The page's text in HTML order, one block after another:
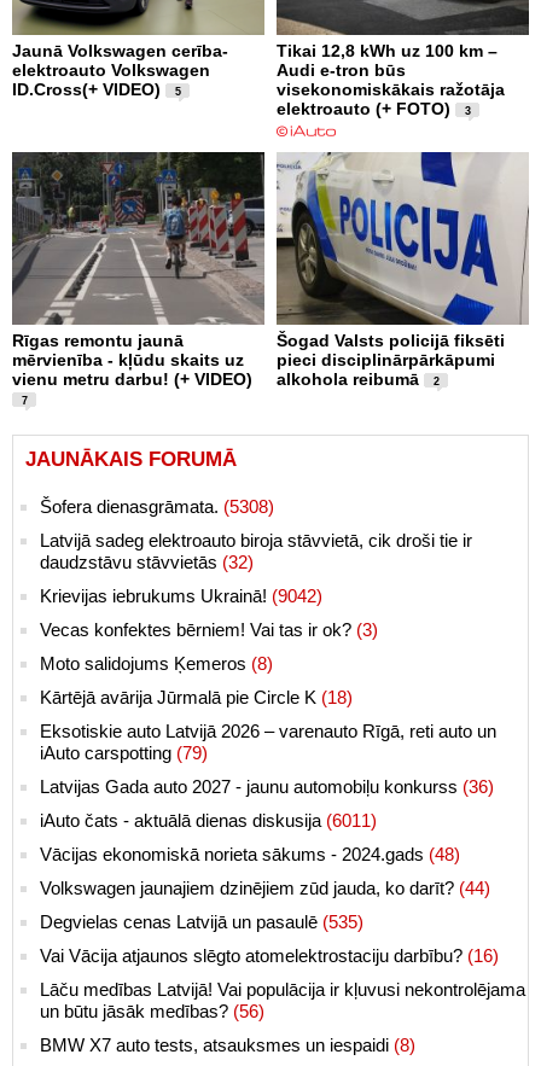
Jaunā Volkswagen cerība-
elektroauto Volkswagen
ID.Cross(+ VIDEO)
5
Tikai 12,8 kWh uz 100 km –
Audi e-tron būs
visekonomiskākais ražotāja
elektroauto (+ FOTO)
3
Rīgas remontu jaunā
mērvienība - kļūdu skaits uz
vienu metru darbu! (+ VIDEO)
7
Šogad Valsts policijā fiksēti
pieci disciplinārpārkāpumi
alkohola reibumā
2
JAUNĀKAIS FORUMĀ
Šofera dienasgrāmata. (5308)
Latvijā sadeg elektroauto biroja stāvvietā, cik droši tie ir
daudzstāvu stāvvietās (32)
Krievijas iebrukums Ukrainā! (9042)
Vecas konfektes bērniem! Vai tas ir ok? (3)
Moto salidojums Ķemeros (8)
Kārtējā avārija Jūrmalā pie Circle K (18)
Eksotiskie auto Latvijā 2026 – varenauto Rīgā, reti auto un
iAuto carspotting (79)
Latvijas Gada auto 2027 - jaunu automobiļu konkurss (36)
iAuto čats - aktuālā dienas diskusija (6011)
Vācijas ekonomiskā norieta sākums - 2024.gads (48)
Volkswagen jaunajiem dzinējiem zūd jauda, ko darīt? (44)
Degvielas cenas Latvijā un pasaulē (535)
Vai Vācija atjaunos slēgto atomelektrostaciju darbību? (16)
Lāču medības Latvijā! Vai populācija ir kļuvusi nekontrolējama
un būtu jāsāk medības? (56)
BMW X7 auto tests, atsauksmes un iespaidi (8)